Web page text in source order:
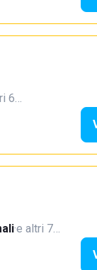
6…
·e altri 7…